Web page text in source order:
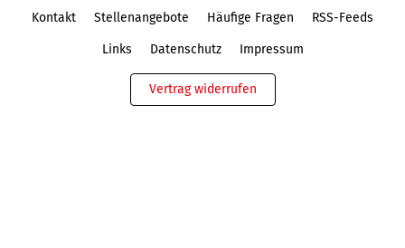
Kontakt Stellenangebote Häufige Fragen RSS-Feeds
Links Datenschutz Impressum
Vertrag widerrufen